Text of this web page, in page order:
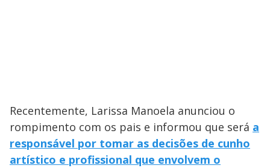
Recentemente, Larissa Manoela anunciou o
rompimento com os pais e informou que será a
responsável por tomar as decisões de cunho
artístico e profissional que envolvem o